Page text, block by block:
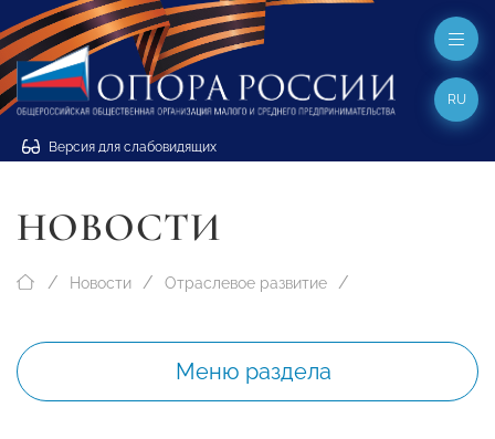
Версия для слабовидящих
RU
НОВОСТИ
Новости Отраслевое развитие
Меню раздела